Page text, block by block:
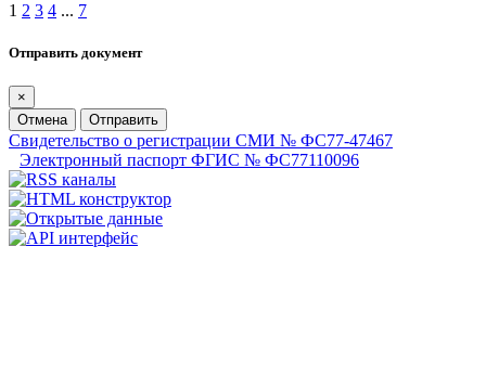
1 2 3 4 ... 7
Отправить документ
×
Отмена
Отправить
Свидетельство о регистрации СМИ № ФС77-47467
Электронный паспорт ФГИС № ФС77110096